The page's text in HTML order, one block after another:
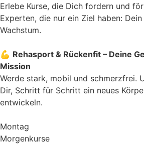
Erlebe Kurse, die Dich fordern und
Experten, die nur ein Ziel haben:
Wachstum.
💪 Rehasport & Rückenfit – Deine
Mission
Werde stark, mobil und schmerzfrei.
Dir, Schritt für Schritt ein neues
entwickeln.
Montag
Morgenkurse